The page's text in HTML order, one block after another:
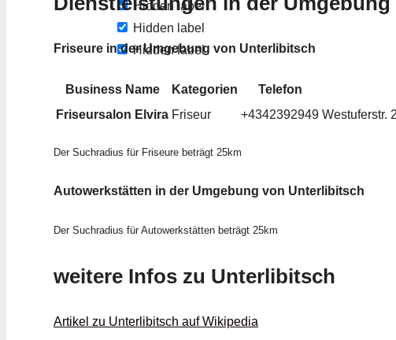
Hidden label
Hidden label
Hidden label
Friseure in der Umgebung von Unterlibitsch
Business Name Kategorien Telefon
Friseursalon Elvira Friseur +4342392949 Westuferstr.
Der Suchradius für Friseure beträgt 25km
Autowerkstätten in der Umgebung von Unterlibitsch
Der Suchradius für Autowerkstätten beträgt 25km
weitere Infos zu Unterlibitsch
Artikel zu Unterlibitsch auf Wikipedia